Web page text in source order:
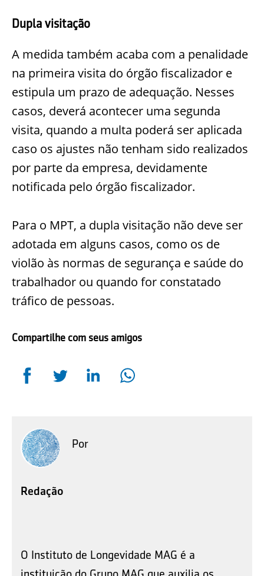
Dupla visitação
A medida também acaba com a penalidade
na primeira visita do órgão fiscalizador e
estipula um prazo de adequação. Nesses
casos, deverá acontecer uma segunda
visita, quando a multa poderá ser aplicada
caso os ajustes não tenham sido realizados
por parte da empresa, devidamente
notificada pelo órgão fiscalizador.
Para o MPT, a dupla visitação não deve ser
adotada em alguns casos, como os de
violão às normas de segurança e saúde do
trabalhador ou quando for constatado
tráfico de pessoas.
Compartilhe com seus amigos
Por
Redação
O Instituto de Longevidade MAG é a